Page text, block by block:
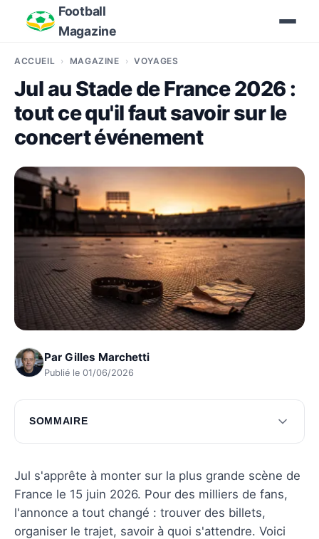
Football
Magazine
ACCUEIL MAGAZINE VOYAGES
Jul au Stade de France 2026 :
tout ce qu'il faut savoir sur le
concert événement
Par Gilles Marchetti
Publié le 01/06/2026
SOMMAIRE
Dates et horaires du concert
Billetterie et tarifs
Organisation et accès
Programme et invités
Jul s'apprête à monter sur la plus grande scène de
France le 15 juin 2026. Pour des milliers de fans,
l'annonce a tout changé : trouver des billets,
organiser le trajet, savoir à quoi s'attendre. Voici